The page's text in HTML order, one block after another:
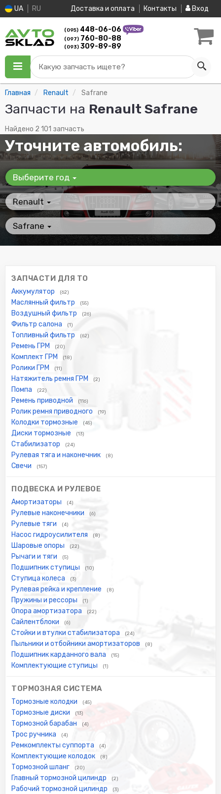
UA RU Доставка и оплата Контакты Вход
(095) 448-06-06
(097) 760-80-88
(093) 309-89-89
Какую запчасть ищете?
Главная Renault Safrane
Запчасти на Renault Safrane
Найдено 2 101 запчасть
Уточните автомобиль:
Выберите год
Renault
Safrane
ЗАПЧАСТИ ДЛЯ ТО
Аккумулятор (62)
Маслянный фильтр (55)
Воздушный фильтр (26)
Фильтр салона (1)
Топливный фильтр (62)
Ремень ГРМ (20)
Комплект ГРМ (18)
Ролики ГРМ (11)
Натяжитель ремня ГРМ (2)
Помпа (22)
Ремень приводной (116)
Ролик ремня приводного (19)
Колодки тормозные (45)
Диски тормозные (13)
Стабилизатор (24)
Рулевая тяга и наконечник (8)
Свечи (157)
ПОДВЕСКА И РУЛЕВОЕ
Амортизаторы (4)
Рулевые наконечники (6)
Рулевые тяги (4)
Насос гидроусилителя (8)
Шаровые опоры (22)
Рычаги и тяги (5)
Подшипник ступицы (10)
Ступица колеса (3)
Рулевая рейка и крепление (8)
Пружины и рессоры (1)
Опора амортизатора (22)
Сайлентблоки (6)
Стойки и втулки стабилизатора (24)
Пыльники и отбойники амортизаторов (8)
Подшипник карданного вала (15)
Комплектующие ступицы (1)
ТОРМОЗНАЯ СИСТЕМА
Тормозные колодки (45)
Тормозные диски (13)
Тормозной барабан (4)
Трос ручника (4)
Ремкомплекты суппорта (4)
Комплектующие колодок (8)
Тормозной шланг (20)
Главный тормозной цилиндр (2)
Рабочий тормозной цилиндр (3)